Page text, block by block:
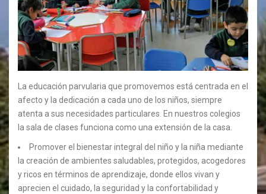
La educación parvularia que promovemos está centrada en el
afecto y la dedicación a cada uno de los niños, siempre
atenta a sus necesidades particulares. En nuestros colegios
la sala de clases funciona como una extensión de la casa.
Promover el bienestar integral del niño y la niña mediante
la creación de ambientes saludables, protegidos, acogedores
y ricos en términos de aprendizaje, donde ellos vivan y
aprecien el cuidado, la seguridad y la confortabilidad y